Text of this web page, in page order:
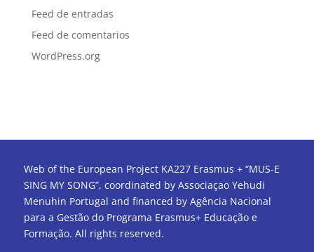
Feed de entradas
Feed de comentarios
WordPress.org
Web of the European Project KA227 Erasmus + “MUS-E
SING MY SONG”, coordinated by Associaçao Yehudi
Menuhin Portugal and financed by Agência Nacional
para a Gestão do Programa Erasmus+ Educação e
Formação. All rights reserved.